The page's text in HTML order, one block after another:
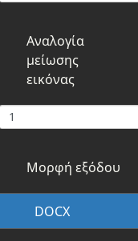
Αναλογία
μείωσης
εικόνας
Μορφή εξόδου